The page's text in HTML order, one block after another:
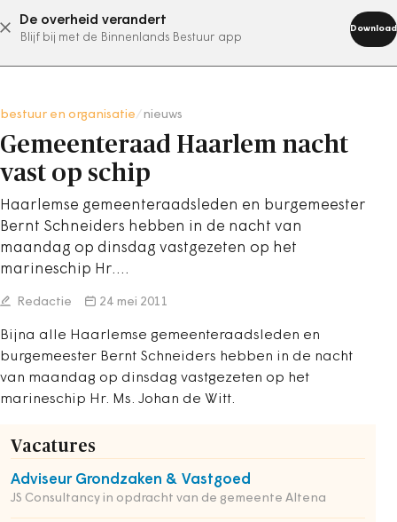
De overheid verandert
Blijf bij met de Binnenlands Bestuur app
Download
abonneer nu
bestuur en organisatie nieuws
Gemeenteraad Haarlem nacht
vast op schip
Haarlemse gemeenteraadsleden en burgemeester
Bernt Schneiders hebben in de nacht van
maandag op dinsdag vastgezeten op het
marineschip Hr.…
Redactie 24 mei 2011
Bijna alle Haarlemse gemeenteraadsleden en
burgemeester Bernt Schneiders hebben in de nacht
van maandag op dinsdag vastgezeten op het
marineschip Hr. Ms. Johan de Witt.
Vacatures
Adviseur Grondzaken & Vastgoed
JS Consultancy in opdracht van de gemeente Altena